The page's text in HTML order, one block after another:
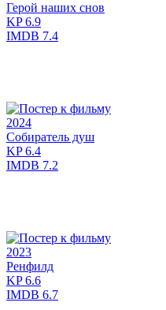
Герой наших снов
KP6.9
IMDB 7.4
2024
Собиратель душ
KP6.4
IMDB 7.2
2023
Ренфилд
KP6.6
IMDB 6.7